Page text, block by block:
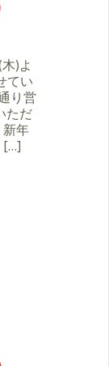
)よ
てい
り営
ただ
新年
[…]